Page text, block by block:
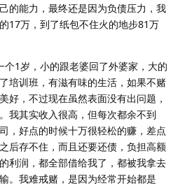
的能力，最终还是因为负债压力，我
17万，到了纸包不住火的地步81万
1岁，小的跟老婆回了外婆家，大的
培训班，有滋有味的生活，如果不赌
好，不过现在虽然表面没有出问题，
我其实收入很高，但每次都余不到
，好点的时候十万很轻松的赚，差点
后存不住，而且还要还债，负担高额
利润，都全部借给我了，都被我拿去
。我难戒赌，是因为经常开始都是